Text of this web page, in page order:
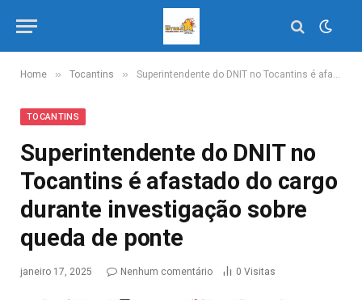
Home » Tocantins » Superintendente do DNIT no Tocantins é afastado do cargo durante investigação sobre queda de ponte
TOCANTINS
Superintendente do DNIT no
Tocantins é afastado do cargo
durante investigação sobre
queda de ponte
janeiro 17, 2025 Nenhum comentário 0 Visitas